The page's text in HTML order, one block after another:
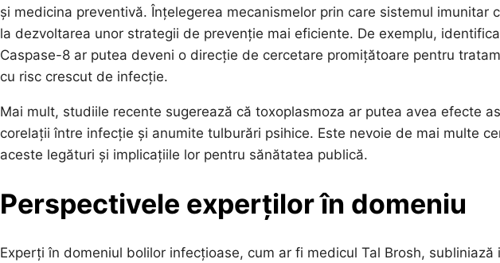
și medicina preventivă. Înțelegerea mecanismelor prin care sistemul imunitar
la dezvoltarea unor strategii de prevenție mai eficiente. De exemplu,
Caspase-8 ar putea deveni o direcție de cercetare promițătoare pentru
cu risc crescut de infecție.
Mai mult, studiile recente sugerează că toxoplasmoza ar putea avea efecte
corelații între infecție și anumite tulburări psihice. Este nevoie de mai multe
aceste legături și implicațiile lor pentru sănătatea publică.
Perspectivele experților în domeniu
Experți în domeniul bolilor infecțioase, cum ar fi medicul Tal Brosh,